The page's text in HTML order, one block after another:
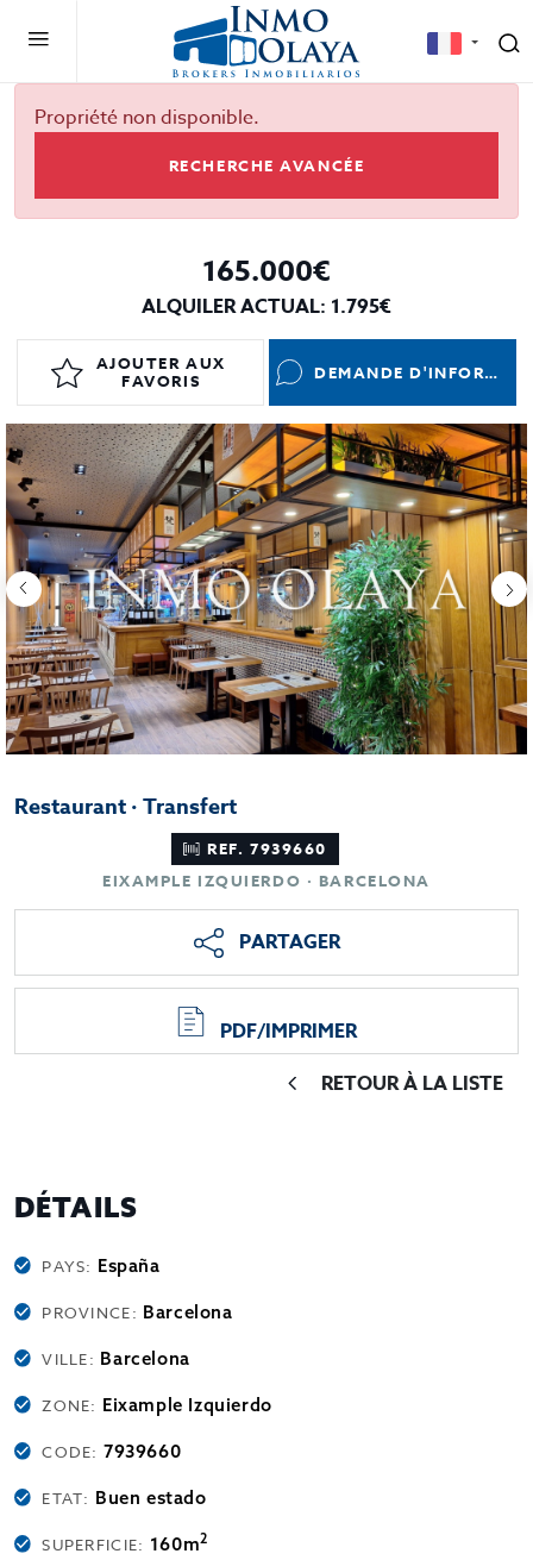
Propriété non disponible.
RECHERCHE AVANCÉE
165.000€
ALQUILER ACTUAL: 1.795€
AJOUTER AUX
FAVORIS
DEMANDE D'INFORMATIONS
Restaurant · Transfert
REF. 7939660
EIXAMPLE IZQUIERDO · BARCELONA
PARTAGER
PDF/IMPRIMER
RETOUR À LA LISTE
DÉTAILS
PAYS: España
PROVINCE: Barcelona
VILLE: Barcelona
ZONE: Eixample Izquierdo
CODE:7939660
ETAT: Buen estado
SUPERFICIE: 160m2